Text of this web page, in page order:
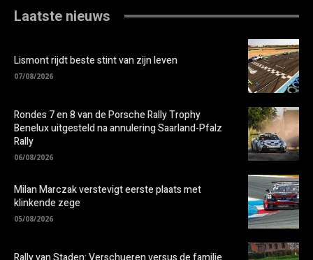
Laatste nieuws
Lismont rijdt beste stint van zijn leven
07/08/2026
Rondes 7 en 8 van de Porsche Rally Trophy
Benelux uitgesteld na annulering Saarland-Pfalz
Rally
06/08/2026
Milan Marczak verstevigt eerste plaats met
klinkende zege
05/08/2026